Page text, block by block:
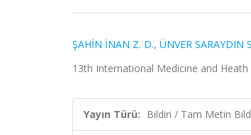
ŞAHİN İNAN Z. D., ÜNVER SARAYDIN
13th International Medicine and
Yayın Türü: Bildiri / Tam Metin